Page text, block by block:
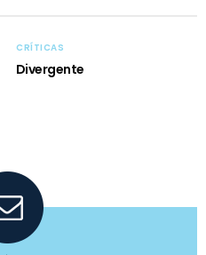
CRÍTICAS
Divergente